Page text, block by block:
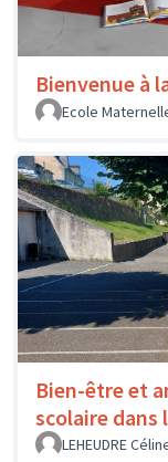
Bienvenue à
Ecole
Bien-être et
scolaire dans
LEHEUDRE